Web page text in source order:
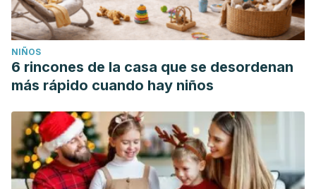
NIÑOS
6 rincones de la casa que se desordenan
más rápido cuando hay niños